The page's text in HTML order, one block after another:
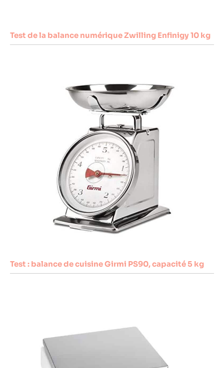
Test de la balance numérique Zwilling Enfinigy 10 kg
Test : balance de cuisine Girmi PS90, capacité 5 kg